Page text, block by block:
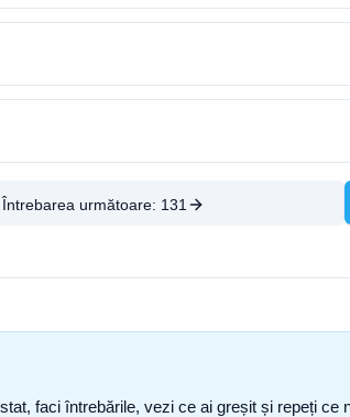
Întrebarea următoare: 131
faci întrebările, vezi ce ai greșit și repeți